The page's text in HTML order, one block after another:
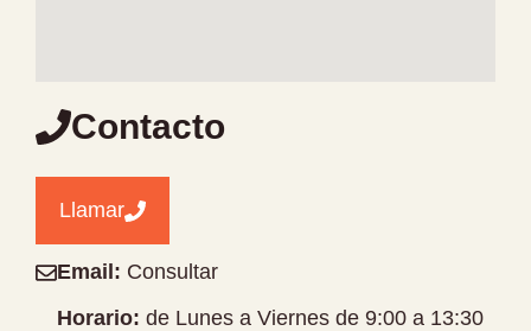
Contacto
Llamar
Email: Consultar
Horario: de Lunes a Viernes de 9:00 a 13:30